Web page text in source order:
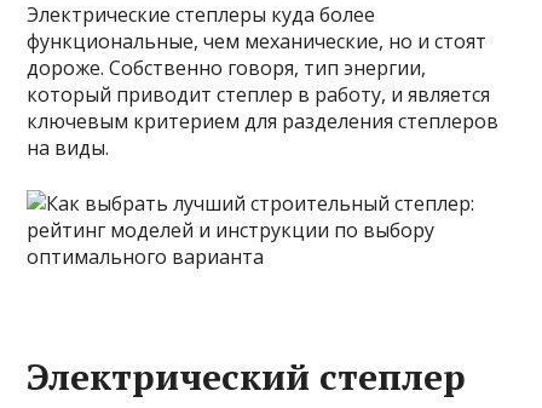
Электрические степлеры куда более
функциональные, чем механические, но и стоят
дороже. Собственно говоря, тип энергии,
который приводит степлер в работу, и является
ключевым критерием для разделения степлеров
на виды.
Электрический степлер